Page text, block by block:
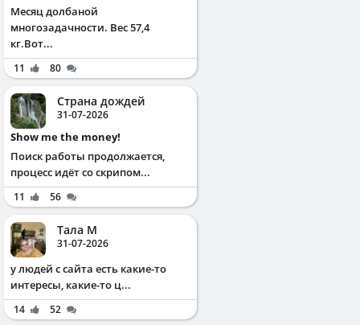
Месяц долбаной
многозадачности. Вес 57,4
кг.Вот...
11 80
Страна дождей
31-07-2026
Show me the money!
Поиск работы продолжается,
процесс идёт со скрипом...
11 56
Тала М
31-07-2026
у людей с сайта есть какие-то
интересы, какие-то ц...
14 52